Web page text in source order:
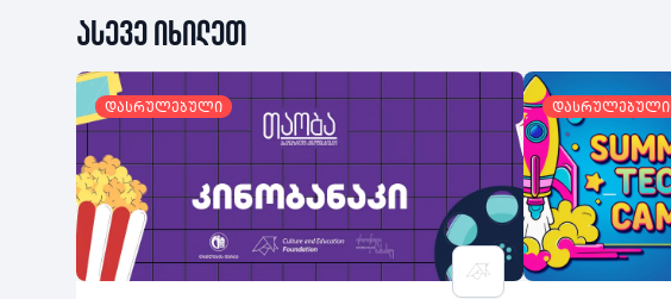
ასევე იხილეთ
დასრულებული დასრულებული